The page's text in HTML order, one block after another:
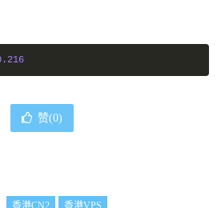
赞(0)
香港CN2 香港VPS